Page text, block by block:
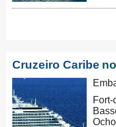
Cruzeiro Caribe
Fort-